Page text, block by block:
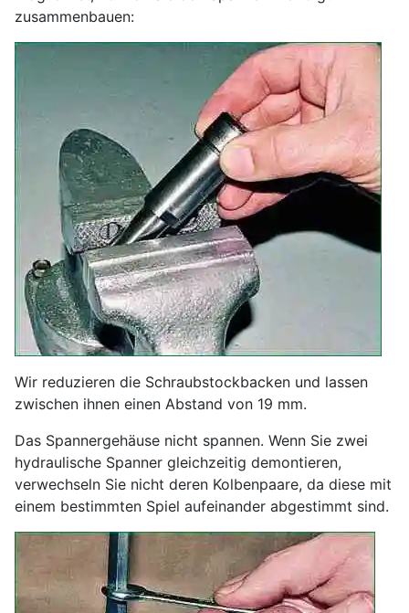
zusammenbauen:
Wir reduzieren die Schraubstockbacken und lassen
zwischen ihnen einen Abstand von 19 mm.
Das Spannergehäuse nicht spannen. Wenn Sie zwei
hydraulische Spanner gleichzeitig demontieren,
verwechseln Sie nicht deren Kolbenpaare, da diese mit
einem bestimmten Spiel aufeinander abgestimmt sind.